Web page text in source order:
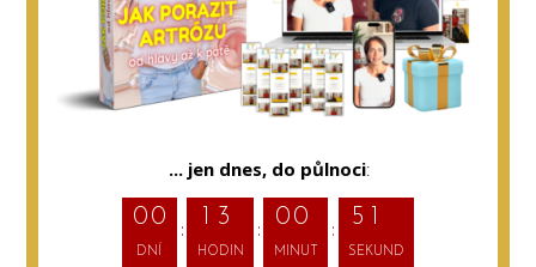
... jen dnes, do půlnoci:
00
DNÍ
3
HODIN
00
MINUT
4
SEKUND